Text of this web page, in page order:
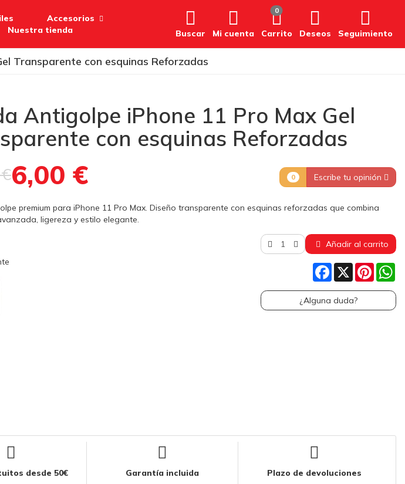
Buscar Mi cuenta Carrito
0
Deseos Seguimiento
Accesorios
Nuestra tienda
Transparente con esquinas Reforzadas
Antigolpe iPhone 11 Pro Max Gel
con esquinas Reforzadas
6,00 € 0 Escribe tu opinión
premium para iPhone 11 Pro Max. Diseño transparente con esquinas reforzadas que combina
ligereza y estilo elegante.
Añadir al carrito
Facebook
X
¿Alguna duda?
desde 50€
Garantía incluida
Plazo de devoluciones